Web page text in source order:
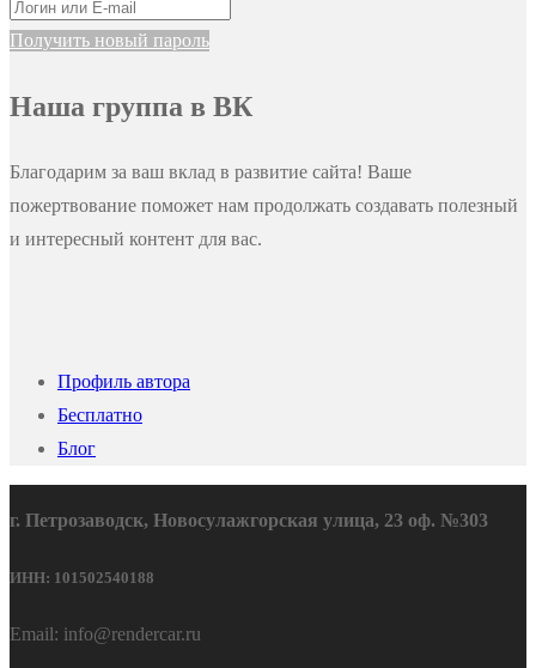
Получить новый пароль
Наша группа в ВК
Благодарим за ваш вклад в развитие сайта! Ваше
пожертвование поможет нам продолжать создавать полезный
и интересный контент для вас.
Профиль автора
Бесплатно
Блог
г. Петрозаводск, Новосулажгорская улица, 23 оф. №303
ИНН: 101502540188
Email: info@rendercar.ru